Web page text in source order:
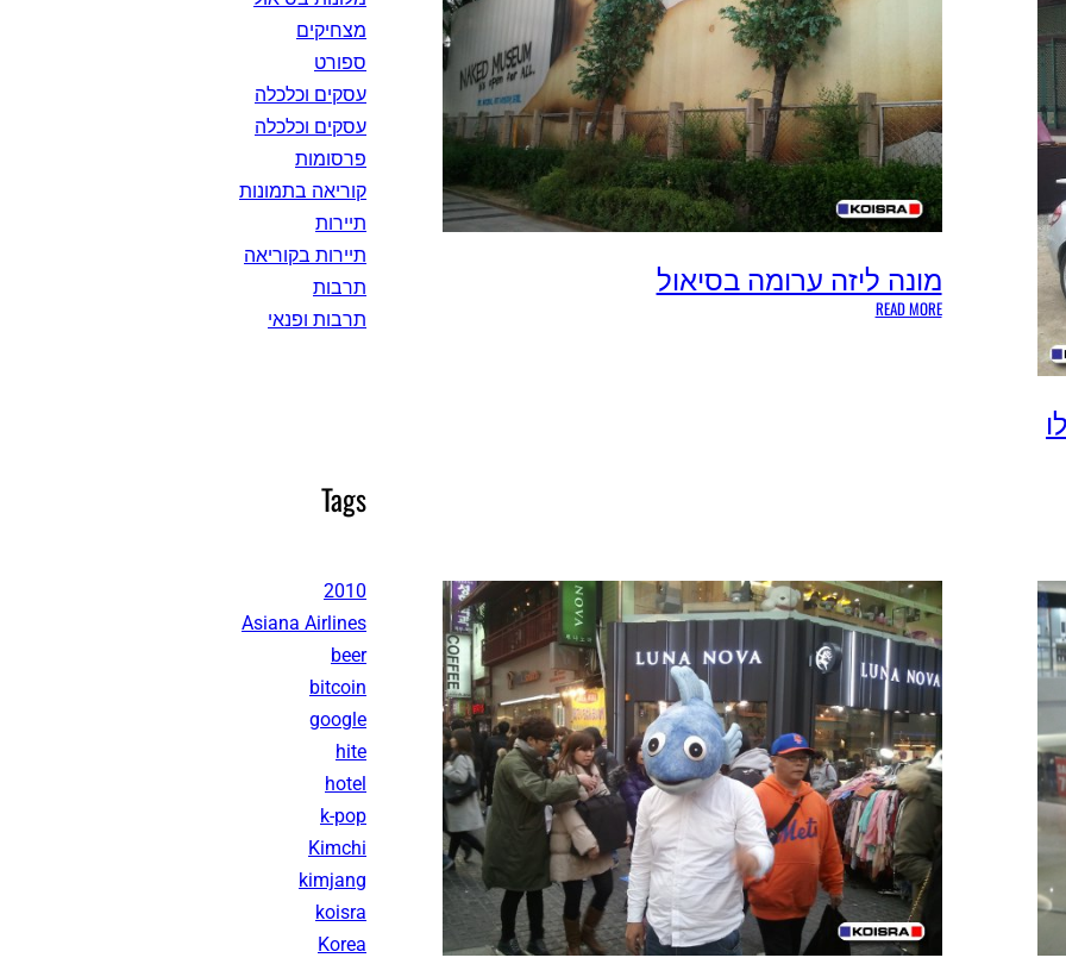
מונה ליזה ערומה בסיאול
READ MORE
:
ו
מ
ה
ב
ס
א
ו
ל
מצחיקים
ספורט
עסקים וכלכלה
עסקים וכלכלה
פרסומות
קוריאה בתמונות
תיירות
תיירות בקוריאה
תרבות
תרבות ופנאי
Tags
2010
Asiana Airlines
beer
bitcoin
google
hite
hotel
k-pop
Kimchi
kimjang
koisra
Korea